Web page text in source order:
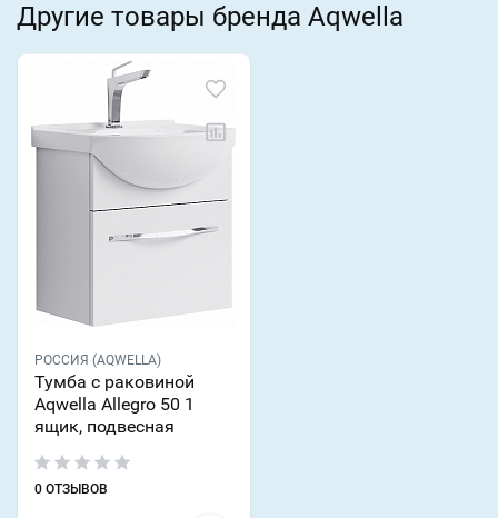
Другие товары бренда Aqwella
РОССИЯ (AQWELLA)
Тумба с раковиной
Aqwella Allegro 50 1
ящик, подвесная
0 ОТЗЫВОВ